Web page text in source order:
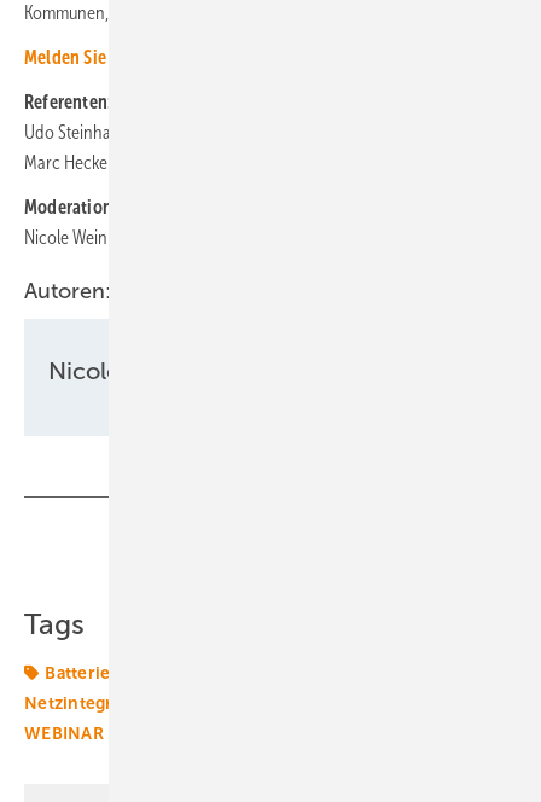
Kommunen, die sich beim Verkehr grün aufstellen wollen.
Melden Sie sich jetzt an.
Referenten:
Udo Steinhauser, Vice President Service bei ADS‑TEC Energy
Marc Hecker, Inhouse Strategy Consultant bei ADS‑TEC Energy
Moderation:
Nicole Weinhold, Chefredakteurin Erneuerbare Energien
Autoren:
Nicole Weinhold
Tags
Batterie
Netzintegration
WEBINAR